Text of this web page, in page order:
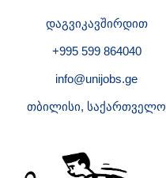
დაგვიკავშირდით
+995 599 864040
info@unijobs.ge
თბილისი, საქართველო